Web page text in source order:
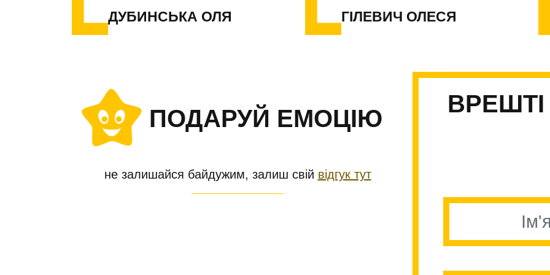
ДУБИНСЬКА ОЛЯ ГІЛЕВИЧ ОЛЕСЯ
ПОДАРУЙ ЕМОЦІЮ
не залишайся байдужим, залиш свій відгук тут
Велике дякую нашій